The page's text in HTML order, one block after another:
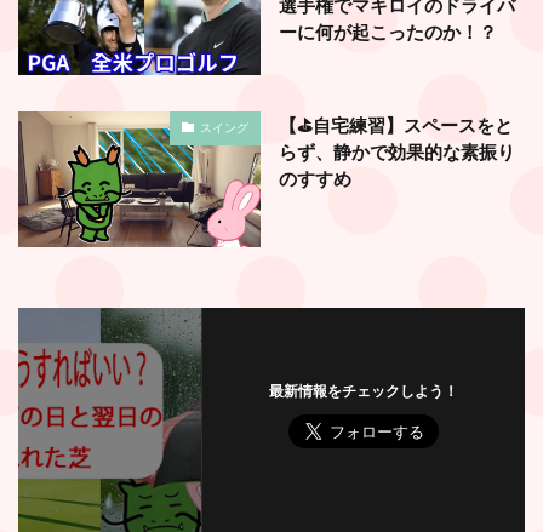
選手権でマキロイのドライバ
ーに何が起こったのか！？
スイング
【⛳️自宅練習】スペースをと
らず、静かで効果的な素振り
のすすめ
最新情報をチェックしよう！